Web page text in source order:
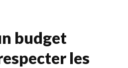
budget
les